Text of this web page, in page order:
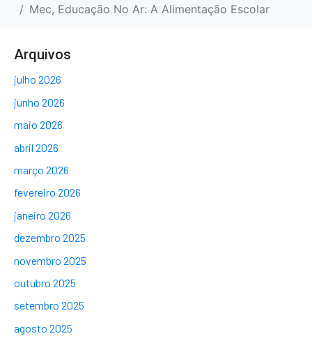
Mec, Educação No Ar: A Alimentação Escolar
Arquivos
julho 2026
junho 2026
maio 2026
abril 2026
março 2026
fevereiro 2026
janeiro 2026
dezembro 2025
novembro 2025
outubro 2025
setembro 2025
agosto 2025